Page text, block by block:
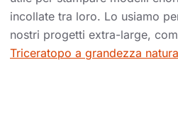
incollate tra loro. Lo usiamo
nostri progetti extra-large,
Triceratopo a grandezza